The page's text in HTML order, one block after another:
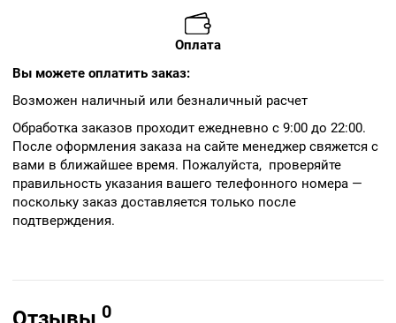
Оплата
Вы можете оплатить заказ:
Возможен наличный или безналичный расчет
Обработка заказов проходит ежедневно с 9:00 до 22:00.
После оформления заказа на сайте менеджер свяжется с
вами в ближайшее время. Пожалуйста, проверяйте
правильность указания вашего телефонного номера —
поскольку заказ доставляется только после
подтверждения.
0